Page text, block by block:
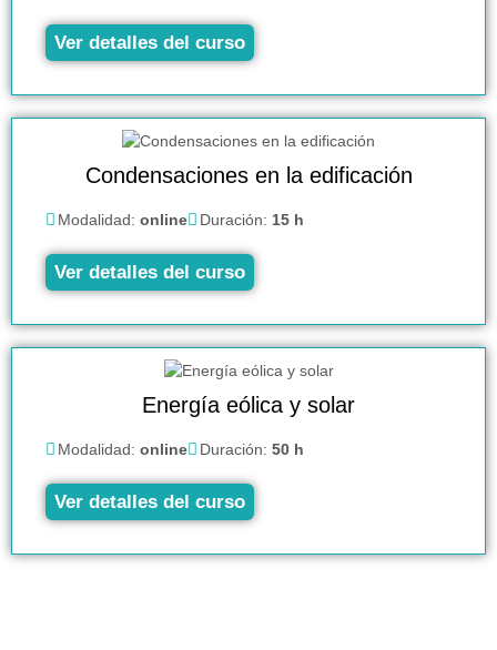
Ver detalles del curso
Condensaciones en la edificación
Modalidad: online Duración: 15 h
Ver detalles del curso
Energía eólica y solar
Modalidad: online Duración: 50 h
Ver detalles del curso